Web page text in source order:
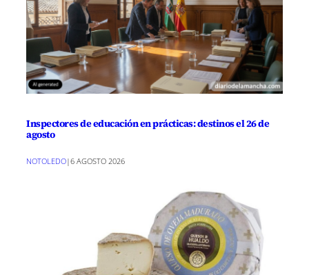
Inspectores de educación en prácticas: destinos el 26 de
agosto
NOTOLEDO|6 AGOSTO 2026